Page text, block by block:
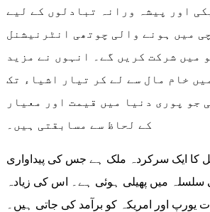
اور پیشہ ورانہ تبادلوں کے لیے
میں ہونے والی چوتھی انٹرنیشنل
میں شرکت کریں گے۔ انہوں نے مزید
خام مال سے لے کر تیار اشیاء تک
جو پوری دنیا میں قیمت اور معیار
کے لحاظ سے مسابقتی ہیں۔
کا ایک سرکردہ ملک ہے جس کی پیداواری
میں پھیلی ہوئی ہے۔ اس کی زیادہ
یورپ اور امریکہ کو برآمد کی جاتی ہیں۔